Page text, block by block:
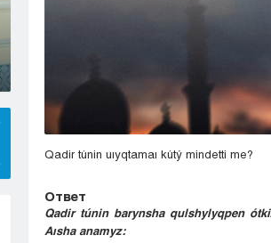
Qadir túnin uıyqtamaı kútý mindetti me?
Ответ
Qadir túnin barynsha qulshylyqpen
Aısha anamyz: